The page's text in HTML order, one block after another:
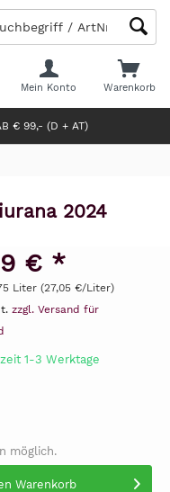
€ 99,- (D + AT)
Warenkorb
Mein Konto
2024
€ *
Liter (27,05 €/Liter)
zzgl. Versand für
1-3 Werktage
möglich.
Warenkorb